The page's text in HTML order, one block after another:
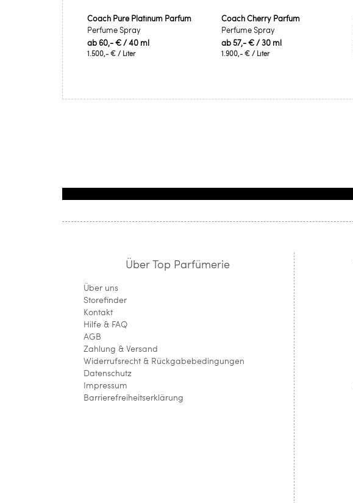
Coach Pure Platinum Parfum
Perfume Spray
ab 60,- €/ 40 ml
1.500,- € / Liter
Coach Cherry Parfum
Perfume Spray
ab57,- €/ 30 ml
1.900,- €/ Liter
Über Top Parfümerie
Über uns
Storefinder
Kontakt
Hilfe & FAQ
AGB
Zahlung & Versand
Widerrufsrecht & Rückgabebedingungen
Datenschutz
Impressum
Barrierefreiheitserklärung